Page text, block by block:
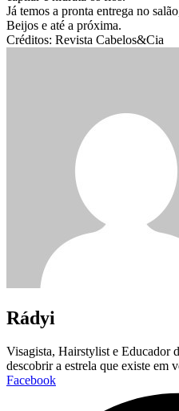
Já temos a pronta entrega no
Beijos e até a próxima.
Créditos: Revista Cabelos&Cia
Rádyi
Visagista, Hairstylist e Educador
descobrir a estrela que existe em
Facebook